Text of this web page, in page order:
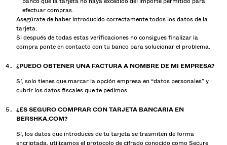
efectuar compras.
Asegúrate de haber introducido correctamente todos los datos de la
tarjeta.
Si después de todas estas verificaciones no consigues finalizar la
compra ponte en contacto con tu banco para solucionar el problema.
¿PUEDO OBTENER UNA FACTURA A NOMBRE DE MI EMPRESA?
Sí, solo tienes que marcar la opción empresa en “datos personales” y
cubrir los datos fiscales que te pedimos.
¿ES SEGURO COMPRAR CON TARJETA BANCARIA EN
BERSHKA.COM?
Sí, los datos que introduces de tu tarjeta se trasmiten de forma
encriptada, utilizamos el protocolo de cifrado conocido como Secure